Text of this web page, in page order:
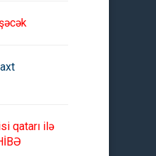
qatarı ilə